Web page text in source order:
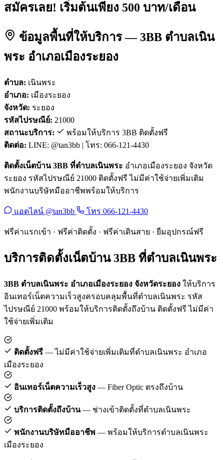
สมัครเลย! เริ่มต้นเพียง 500 บาท/เดือน
ข้อมูลพื้นที่ให้บริการ — 3BB ตำบลเนิน
พระ อำเภอเมืองระยอง
ตำบล: เนินพระ
อำเภอ: เมืองระยอง
จังหวัด: ระยอง
รหัสไปรษณีย์: 21000
สถานะบริการ:
พร้อมให้บริการ 3BB ติดตั้งฟรี
ติดต่อ: LINE: @tan3bb | โทร: 066-121-4430
ติดตั้งเน็ตบ้าน 3BB ที่ตำบลเนินพระ อำเภอเมืองระยอง จังหวัด
ระยอง รหัสไปรษณีย์ 21000 ติดตั้งฟรี ไม่มีค่าใช้จ่ายเพิ่มเติม
พนักงานบริษัทมืออาชีพพร้อมให้บริการ
แอดไลน์ @tan3bb โทร 066-121-4430
ฟรีค่าแรกเข้า · ฟรีค่าติดตั้ง · ฟรีค่าเดินสาย · ยืมอุปกรณ์ฟรี
บริการติดตั้งเน็ตบ้าน 3BB ที่ตำบลเนินพระ
3BB ตำบลเนินพระ อำเภอเมืองระยอง จังหวัดระยอง ให้บริการ
อินเทอร์เน็ตความเร็วสูงครอบคลุมพื้นที่ตำบลเนินพระ รหัส
ไปรษณีย์ 21000 พร้อมให้บริการติดตั้งถึงบ้าน ติดตั้งฟรี ไม่มีค่า
ใช้จ่ายเพิ่มเติม
ติดตั้งฟรี — ไม่มีค่าใช้จ่ายเพิ่มเติมที่ตำบลเนินพระ อำเภอ
เมืองระยอง
อินเทอร์เน็ตความเร็วสูง — Fiber Optic ตรงถึงบ้าน
บริการติดตั้งถึงบ้าน— ช่างเข้าติดตั้งที่ตำบลเนินพระ
พนักงานบริษัทมืออาชีพ — พร้อมให้บริการตำบลเนินพระ
เมืองระยอง